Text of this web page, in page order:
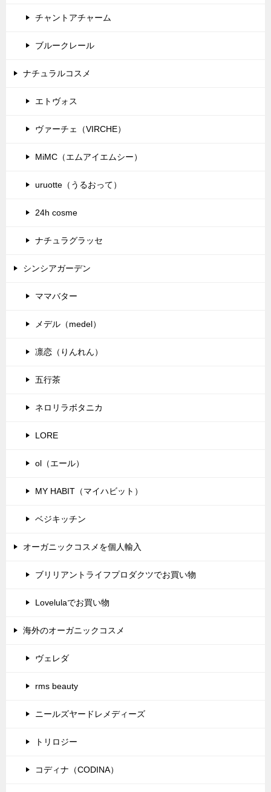
チャントアチャーム
ブルークレール
ナチュラルコスメ
エトヴォス
ヴァーチェ（VIRCHE）
MiMC（エムアイエムシー）
uruotte（うるおって）
24h cosme
ナチュラグラッセ
シンシアガーデン
ママバター
メデル（medel）
凛恋（りんれん）
五行茶
ネロリラボタニカ
LORE
ol（エール）
MY HABIT（マイハビット）
ベジキッチン
オーガニックコスメを個人輸入
ブリリアントライフプロダクツでお買い物
Lovelulaでお買い物
海外のオーガニックコスメ
ヴェレダ
rms beauty
ニールズヤードレメディーズ
トリロジー
コディナ（CODINA）